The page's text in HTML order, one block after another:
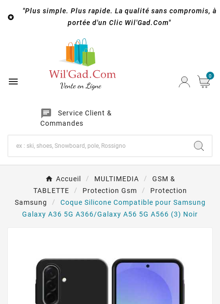

"Plus simple. Plus rapide. La qualité sans compromis, à
portée d'un Clic Wil'Gad.Com"

chat
Service Client &
Commandes
0
Accueil MULTIMEDIA
GSM &
TABLETTE
Protection Gsm
Protection
Samsung
Coque Silicone Compatible pour Samsung
Galaxy A36 5G A366/Galaxy A56 5G A566 (3) Noir